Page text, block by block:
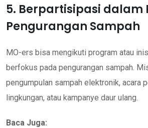
5. Berpartisipasi dalam
Pengurangan Sampah
MO-ers bisa mengikuti program atau
berfokus pada pengurangan sampah.
pengumpulan sampah elektronik, acara
lingkungan, atau kampanye daur ulang.
Baca Juga: